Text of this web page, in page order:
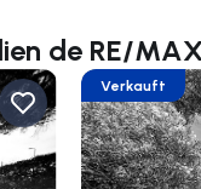
de RE/
Verkauft